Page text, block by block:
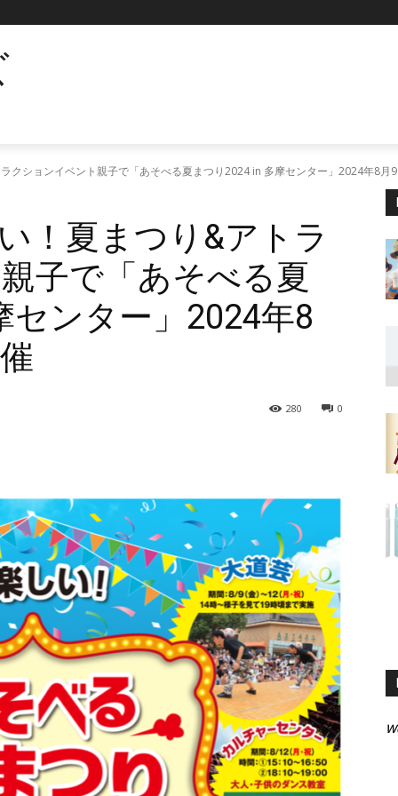
クションイベント親子で「あそべる夏まつり2024 in 多摩センター」2024年8月
！夏まつり&アトラ
子で「あそべる夏
センター」2024年8
0
280